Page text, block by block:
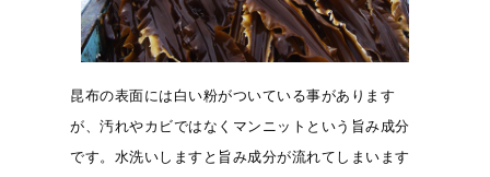
昆布の表面には白い粉がついている事があります
が、汚れやカビではなくマンニットという旨み成分
です。水洗いしますと旨み成分が流れてしまいます